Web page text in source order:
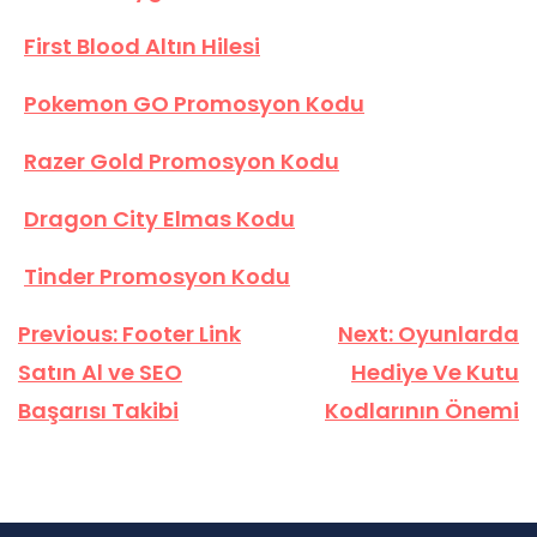
First Blood Altın Hilesi
Pokemon GO Promosyon Kodu
Razer Gold Promosyon Kodu
Dragon City Elmas Kodu
Tinder Promosyon Kodu
Yazı
gezinmesi
Previous: Footer Link
Satın Al ve SEO
Başarısı Takibi
Next: Oyunlarda
Hediye Ve Kutu
Kodlarının Önemi